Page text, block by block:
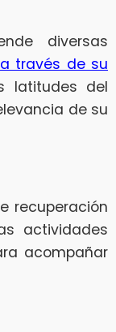
diversas
a través de su
latitudes del
de su
recuperación
actividades
acompañar